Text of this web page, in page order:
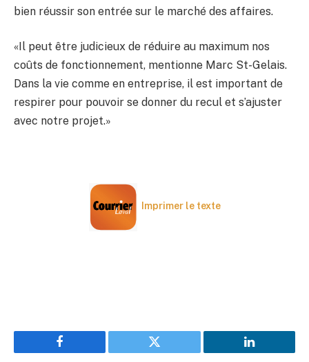
bien réussir son entrée sur le marché des affaires.
«Il peut être judicieux de réduire au maximum nos
coûts de fonctionnement, mentionne Marc St-Gelais.
Dans la vie comme en entreprise, il est important de
respirer pour pouvoir se donner du recul et s’ajuster
avec notre projet.»
Imprimer le texte
Facebook Twitter LinkedIn